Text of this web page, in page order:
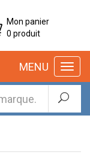
Mon panier
0 produit
MENU